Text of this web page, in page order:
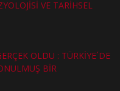
VE TARİHSEL
OLDU : TÜRKİYE´DE
BİR